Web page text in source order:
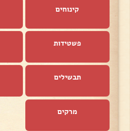
קינוחים
פשטידות
תבשילים
מרקים